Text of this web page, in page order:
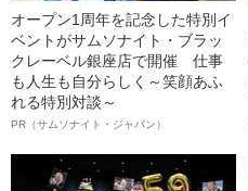
オープン1周年を記念した特別イ
ベントがサムソナイト・ブラッ
クレーベル銀座店で開催 仕事
も人生も自分らしく～笑顔あふ
れる特別対談～
PR（サムソナイト・ジャパン）